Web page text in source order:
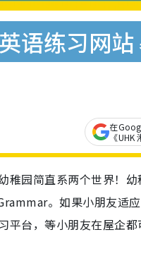
语练习网
在
《UHK
稚园简直系两个世界！
。如果小朋友适
平台，等小朋友在屋企